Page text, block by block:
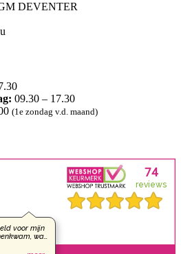
DEVENTER
09.30 – 17.30
(1e zondag v.d. maand)